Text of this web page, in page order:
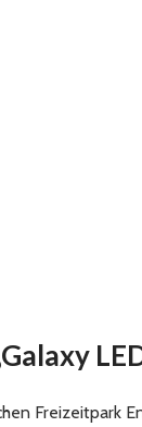
Freizeitpark